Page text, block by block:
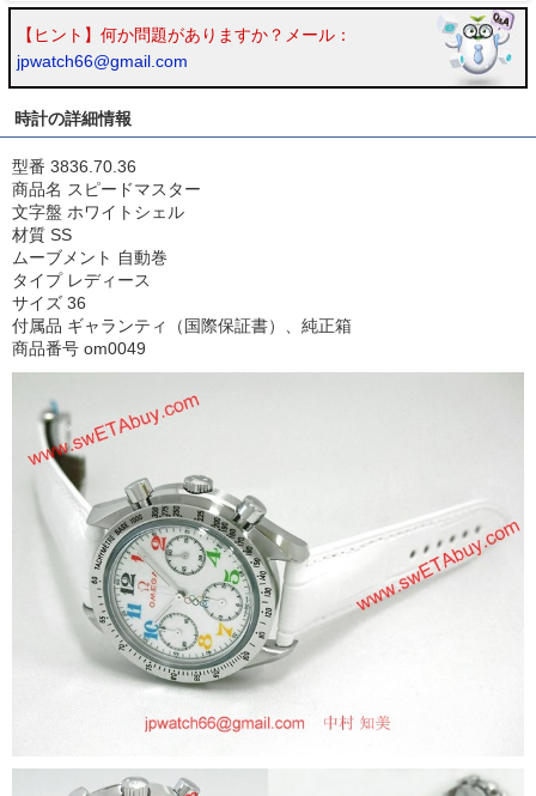
【ヒント】何か問題がありますか？メール：
jpwatch66@gmail.com
時計の詳細情報
型番 3836.70.36
商品名 スピードマスター
文字盤 ホワイトシェル
材質 SS
ムーブメント 自動巻
タイプ レディース
サイズ 36
付属品 ギャランティ（国際保証書）、純正箱
商品番号 om0049